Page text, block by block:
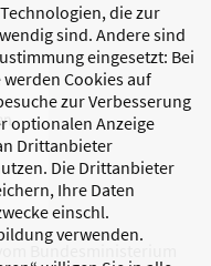
die zur
sind. Andere sind
eingesetzt: Bei
Cookies auf
zur Verbesserung
optionalen Anzeige
Drittanbieter
Die Drittanbieter
Ihre Daten
einschl.
verwenden.
Bundesministerium